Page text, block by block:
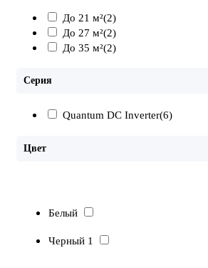
До 21 м²(2)
До 27 м²(2)
До 35 м²(2)
Серия
Quantum DC Inverter(6)
Цвет
Белый
Черный 1